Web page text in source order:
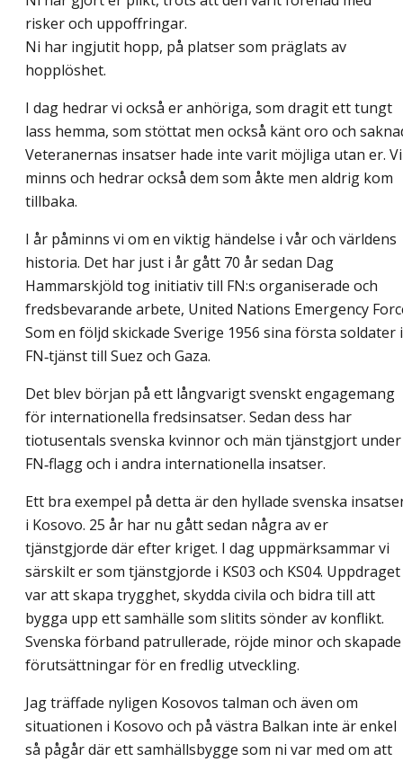
risker och uppoffringar.
Ni har ingjutit hopp, på platser som präglats av
hopplöshet.
I dag hedrar vi också er anhöriga, som dragit ett tungt
lass hemma, som stöttat men också känt oro och
Veteranernas insatser hade inte varit möjliga utan er. Vi
minns och hedrar också dem som åkte men aldrig kom
tillbaka.
I år påminns vi om en viktig händelse i vår och världens
historia. Det har just i år gått 70 år sedan Dag
Hammarskjöld tog initiativ till FN:s organiserade och
fredsbevarande arbete, United Nations Emergency
Som en följd skickade Sverige 1956 sina första soldater i
FN‑tjänst till Suez och Gaza.
Det blev början på ett långvarigt svenskt engagemang
för internationella fredsinsatser. Sedan dess har
tiotusentals svenska kvinnor och män tjänstgjort under
FN‑flagg och i andra internationella insatser.
Ett bra exempel på detta är den hyllade svenska
i Kosovo. 25 år har nu gått sedan några av er
tjänstgjorde där efter kriget. I dag uppmärksammar vi
särskilt er som tjänstgjorde i KS03 och KS04. Uppdraget
var att skapa trygghet, skydda civila och bidra till att
bygga upp ett samhälle som slitits sönder av konflikt.
Svenska förband patrullerade, röjde minor och skapade
förutsättningar för en fredlig utveckling.
Jag träffade nyligen Kosovos talman och även om
situationen i Kosovo och på västra Balkan inte är enkel
så pågår där ett samhällsbygge som ni var med om att